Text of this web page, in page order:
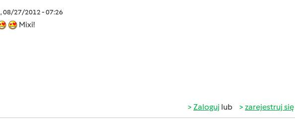
08/27/2012 - 07:26
Mixi!
Zaloguj lub zarejestruj się